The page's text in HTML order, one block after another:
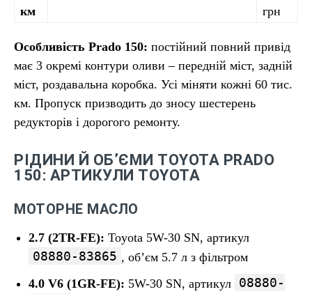
км
грн
Особливість Prado 150: постійний повний привід
має 3 окремі контури оливи – передній міст, задній
міст, роздавальна коробка. Усі міняти кожні 60 тис.
км. Пропуск призводить до зносу шестерень
редукторів і дорогого ремонту.
РІДИНИ Й ОБ’ЄМИ TOYOTA PRADO
150: АРТИКУЛИ TOYOTA
МОТОРНЕ МАСЛО
2.7 (2TR-FE): Toyota 5W-30 SN, артикул
08880-83865 , об’єм 5.7 л з фільтром
4.0 V6 (1GR-FE): 5W-30 SN, артикул 08880-